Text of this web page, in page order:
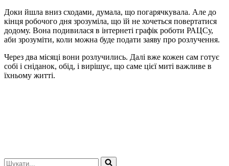
Доки йшла вниз сходами, думала, що погарячкувала. Але до
кінця робочого дня зрозуміла, що їй не хочеться повертатися
додому. Вона подивилася в інтернеті графік роботи РАЦСу,
аби зрозуміти, коли можна буде подати заяву про розлучення.
Через два місяці вони розлучились. Далі вже кожен сам готує
собі і сніданок, обід, і вирішує, що саме цієї миті важливе в
їхньому житті.
Шукати...